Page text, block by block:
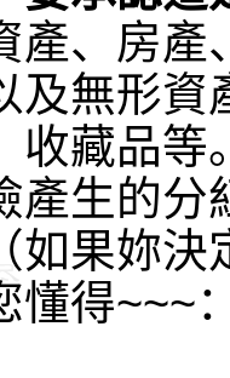
產、房
及無形
收藏品等
產生的分
（如果妳
懂得~~~